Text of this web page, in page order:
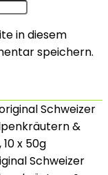
in diesem
speichern.
Schweizer